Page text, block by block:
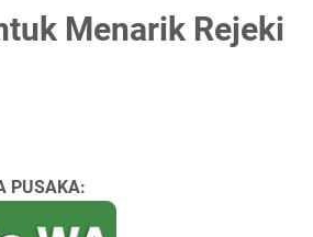
Menarik Rejeki
PUSAKA: